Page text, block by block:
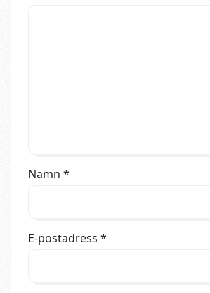
Namn *
E-postadress *